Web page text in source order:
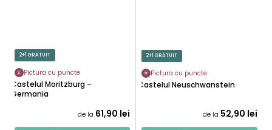
2+1 GRATUIT
Pictura cu puncte
Castelul Moritzburg –
Germania
de la 61,90 lei
2+1 GRATUIT
Pictura cu puncte
Castelul Neuschwanstein
de la 52,90 lei